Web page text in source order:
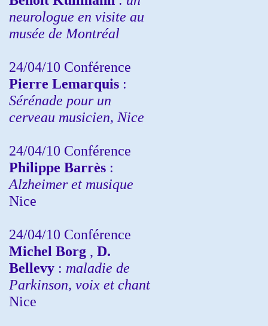
neurologue en visite au
musée de Montréal
24/04/10 Conférence
Pierre Lemarquis :
Sérénade pour un
cerveau musicien, Nice
24/04/10 Conférence
Philippe Barrès :
Alzheimer et musique
Nice
24/04/10 Conférence
Michel Borg , D.
Bellevy : maladie de
Parkinson, voix et chant
Nice